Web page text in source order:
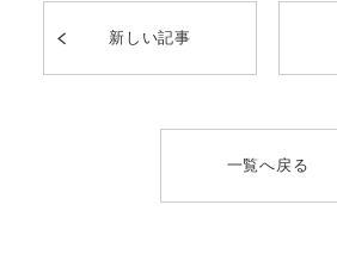
新しい記事
一覧へ戻る